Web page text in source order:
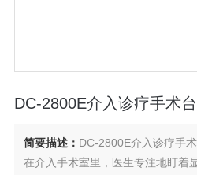
DC-2800E介入诊疗手术
简要描述： DC-2800E介入诊疗手
在介入手术室里，医生专注地盯着